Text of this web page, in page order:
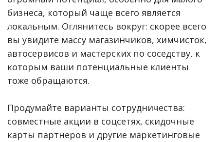
бизнеса, который чаще всего является
локальным. Оглянитесь вокруг: скорее всего
вы увидите массу магазинчиков, химчисток,
автосервисов и мастерских по соседству, к
которым ваши потенциальные клиенты
тоже обращаются.
Продумайте варианты сотрудничества:
совместные акции в соцсетях, скидочные
карты партнеров и другие маркетинговые